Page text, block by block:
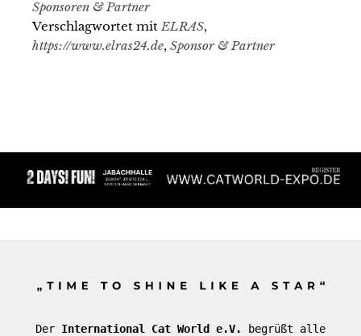
Sponsoren & Partner
Verschlagwortet mitELRAS,
https://www.elras24.de, Sponsor & Partner
Der International Cat World e.V.
begrüßt alle